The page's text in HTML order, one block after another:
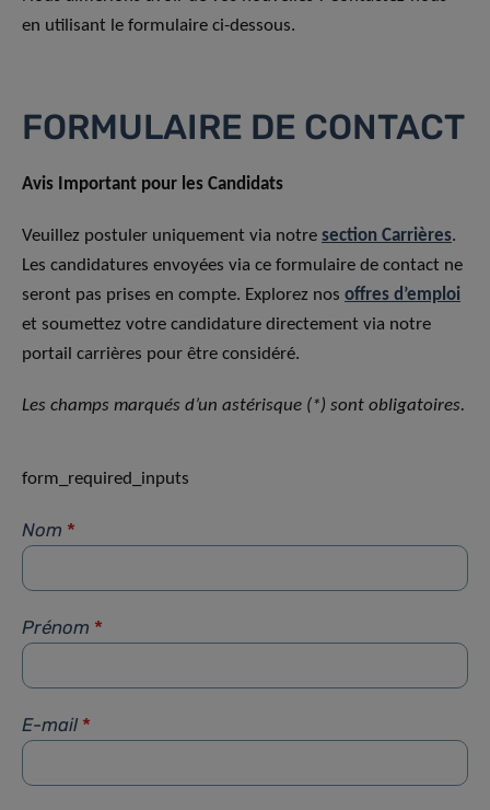
en utilisant le formulaire ci-dessous.
FORMULAIRE DE CONTACT
Avis Important pour les Candidats
Veuillez postuler uniquement via notre section Carrières.
Les candidatures envoyées via ce formulaire de contact ne
seront pas prises en compte. Explorez nos offres d’emploi
et soumettez votre candidature directement via notre
portail carrières pour être considéré.
Les champs marqués d’un astérisque (*) sont obligatoires.
form_required_inputs
Nom *
Prénom *
E-mail *